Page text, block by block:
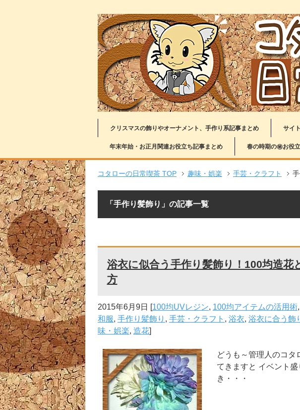
クリスマスの飾りやオーナメント、手作り系記事まとめ サイ
年末年始・お正月関連お役立ち記事まとめ 春の時期の㊙お役
コタローの日常喫茶 TOP 趣味・娯楽 手芸・クラフト
「手作り髪飾り」の記事一覧
浴衣に似合う手作り髪飾り！100均造花
方
2015年6月9日 [100均UVレジン, 100均アイテムの活用術,
和服, 手作り髪飾り , 手芸・クラフト , 浴衣, 浴衣に合う飾
味・娯楽, 造花]
どうも～管理人のコ
てきますと イベント
き・・・